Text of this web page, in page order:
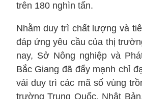
trên 180 nghìn tấn.
Nhằm duy trì chất lượng và
đáp ứng yêu cầu của thị
nay, Sở Nông nghiệp và
Bắc Giang đã đẩy mạnh chỉ
vải duy trì các mã số vùng
trường Trung Quốc, Nhật